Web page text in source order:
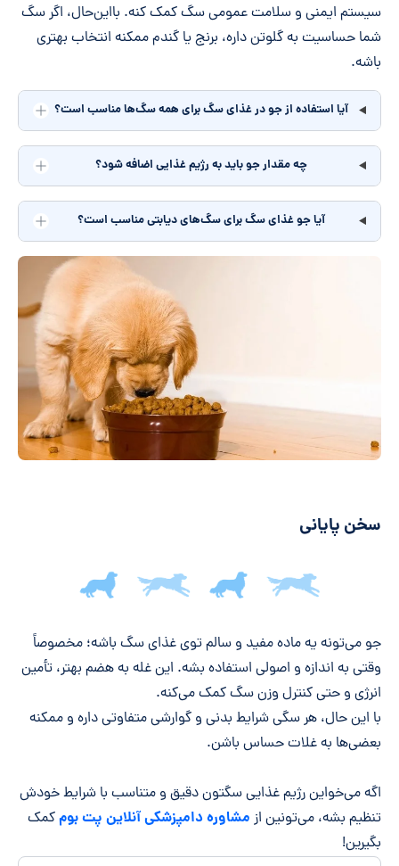
سیستم ایمنی و سلامت عمومی سگ کمک کنه. بااین‌حال، اگر سگ
شما حساسیت به گلوتن داره، برنج یا گندم ممکنه انتخاب بهتری
باشه.
آیا استفاده از جو در غذای سگ برای همه سگ‌ها مناسب است؟
چه مقدار جو باید به رژیم غذایی اضافه شود؟
آیا جو غذای سگ برای سگ‌های دیابتی مناسب است؟
سخن پایانی
جمع‌بندی مقاله
جو می‌تونه یه ماده مفید و سالم توی غذای سگ باشه؛ مخصوصاً
وقتی به اندازه و اصولی استفاده بشه. این غله به هضم بهتر، تأمین
انرژی و حتی کنترل وزن سگ کمک می‌کنه.
با این حال، هر سگی شرایط بدنی و گوارشی متفاوتی داره و ممکنه
بعضی‌ها به غلات حساس باشن.
اگه می‌خواین رژیم غذایی سگتون دقیق و متناسب با شرایط خودش
تنظیم بشه، می‌تونین از مشاوره دامپزشکی آنلاین پت بومکمک
بگیرین!